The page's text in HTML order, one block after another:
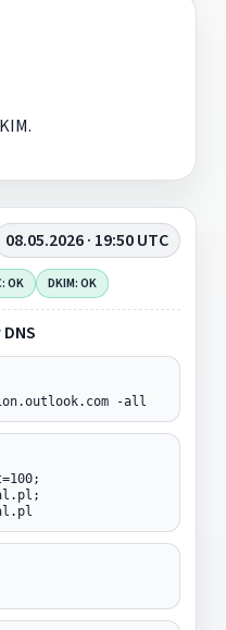
08.05.2026 · 19:50 UTC
OK DKIM: OK
-all